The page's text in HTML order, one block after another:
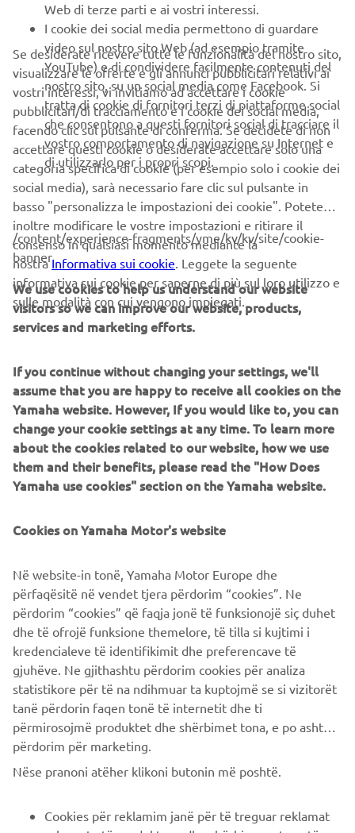
Alle donne e agli uomini che intendono candidarsi sono
richiesti solo due requisiti: possedere la patente di guida
per la moto e avere una buona esperienza di guida.
Indispensabili, per i resto, la voglia di mettersi in gioco, di
divertirsi e un po' di flessibilità.
I primi 4 piloti selezionati parteciperanno, insieme a 4
ospiti,al primo evento di preparazione presso il Deus, a
Milano, dove impareranno a usare il road book e
metteranno alla prova la propria capacità di orientamento.
I migliori 2 potranno partecipare ad una giornata
organizzata in un circuito flat track.
A marzo sarà la volta del secondo appuntamento al quale
saranno chiamati altri 4 aspiranti piloti. In questo caso
riceveranno una formazione tecnica di base sulla
manutenzione della moto. I 2 motociclisti che
l'insegnamento si uniranno ai 2 già selezionati per
l'evento in circuito che si terrà ad aprile.
I due che supereranno brillantemente anche questa fase
prenderanno parte a unbootcamp di due giorni, con molte
sorprese e ospiti speciali. E finalmente sarà individuato il
pilota che farà parte del team Yamaha HeroesSwank Rally
SCOPRI DI PIÙ
Web di terze parti e ai vostri interessi.
I cookie dei social media permettono di guardare
video sul nostro sito Web (ad esempio tramite
YouTube) e di condividere facilmente contenuti del
nostro sito, su un social media come Facebook. Si
tratta di cookie di fornitori terzi di piattaforme social
che consentono a questi fornitori social di tracciare il
vostro comportamento di navigazione su Internet e
di utilizzarlo per i propri scopi.
Se desiderate ricevere tutte le funzionalità del nostro sito,
visualizzare le offerte e gli annunci pubblicitari relativi ai
vostri interessi, vi invitiamo ad accettare i cookie
pubblicitari/di tracciamento e i cookie dei social media,
facendo clic sul pulsante di conferma. Se decidete di non
accettare questi cookie o desiderate accettare solo una
categoria specifica di cookie (per esempio solo i cookie dei
social media), sarà necessario fare clic sul pulsante in
basso "personalizza le impostazioni dei cookie". Potete
inoltre modificare le vostre impostazioni e ritirare il
consenso in qualsiasi momento mediante la
nostraInformativa sui cookie. Leggete la seguente
informativa sui cookie per saperne di più sul loro utilizzo e
sulle modalità con cui vengono impiegati.
/content/experience-fragments/yme/kv/kv/site/cookie-
banner
We use cookies to help us understand our website
visitors so we can improve our website, products,
services and marketing efforts.
If you continue without changing your settings, we'll
assume that you are happy to receive all cookies on the
Yamaha website. However, If you would like to, you can
change your cookie settings at any time. To learn more
about the cookies related to our website, how we use
them and their benefits, please read the "How Does
Yamaha use cookies" section on the Yamaha website.
Cookies on Yamaha Motor's website
Në website-in tonë, Yamaha Motor Europe dhe
përfaqësitë në vendet tjera përdorim “cookies”. Ne
përdorim “cookies” që faqja jonë të funksionojë siç duhet
dhe të ofrojë funksione themelore, të tilla si kujtimi i
kredencialeve të identifikimit dhe preferencave të
gjuhëve. Ne gjithashtu përdorim cookies për analiza
statistikore për të na ndihmuar ta kuptojmë se si vizitorët
tanë përdorin faqen tonë të internetit dhe ti
përmirosojmë produktet dhe shërbimet tona, e po ashtu ti
përdorim për marketing.
Nëse pranoni atëher klikoni butonin më poshtë.
Cookies për reklamim janë për të treguar reklamat